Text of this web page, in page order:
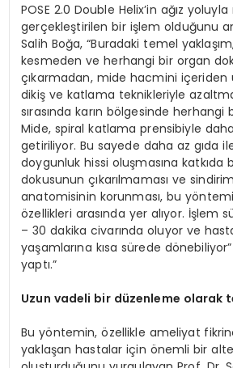
POSE 2.0 Double Helix’in ağız
gerçekleştirilen bir işlem olduğunu
Salih Boğa, “Buradaki temel
kesmeden ve herhangi bir organ
çıkarmadan, mide hacmini içeriden
dikiş ve katlama teknikleriyle
sırasında karın bölgesinde herhangi
Mide, spiral katlama prensibiyle
getiriliyor. Bu sayede daha az gıda
doygunluk hissi oluşmasına katkıda
dokusunun çıkarılmaması ve
anatomisinin korunması, bu
özellikleri arasında yer alıyor. İşlem
– 30 dakika civarında oluyor ve
yaşamlarına kısa sürede dönebiliyor”
yaptı.”
Uzun vadeli bir düzenleme olarak
Bu yöntemin, özellikle ameliyat
yaklaşan hastalar için önemli bir